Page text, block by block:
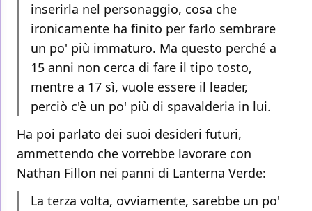
inserirla nel personaggio, cosa che
ironicamente ha finito per farlo sembrare
un po' più immaturo. Ma questo perché a
15 anni non cerca di fare il tipo tosto,
mentre a 17 sì, vuole essere il leader,
perciò c'è un po' più di spavalderia in lui.
Ha poi parlato dei suoi desideri futuri,
ammettendo che vorrebbe lavorare con
Nathan Fillon nei panni di Lanterna Verde:
La terza volta, ovviamente, sarebbe un po'